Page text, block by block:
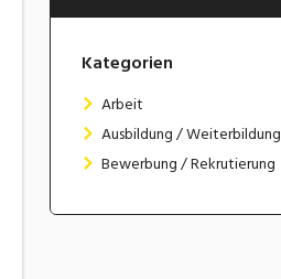
Kategorien
Arbeit
Ausbildung / Weiterbildung
Bewerbung / Rekrutierung